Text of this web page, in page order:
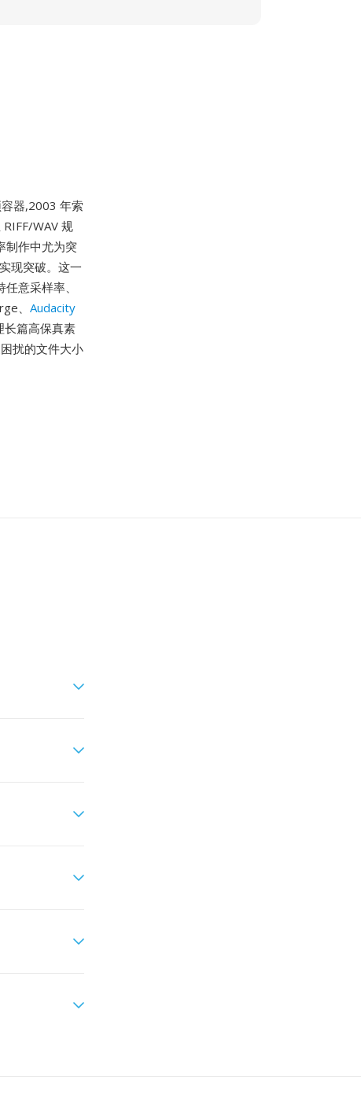
器,2003 年索
WAV 规
制作中尤为突
现突破。这一
意采样率、
、 Audacity
长篇高保真素
扰的文件大小